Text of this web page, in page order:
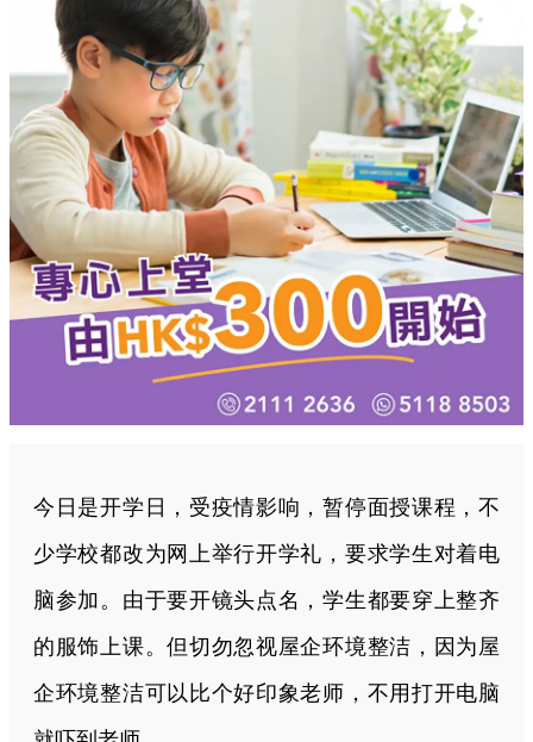
今日是开学日，受疫情影响，暂停面授课程，不
少学校都改为网上举行开学礼，要求学生对着电
脑参加。由于要开镜头点名，学生都要穿上整齐
的服饰上课。但切勿忽视屋企环境整洁，因为屋
企环境整洁可以比个好印象老师，不用打开电脑